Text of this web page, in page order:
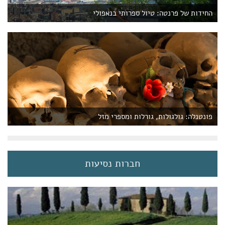
החידות של פרנטה: טיול ספרותי בנאפולי
פונטנלה: גולגולות, גורלות ומספרי מזל
חברות נסיעות